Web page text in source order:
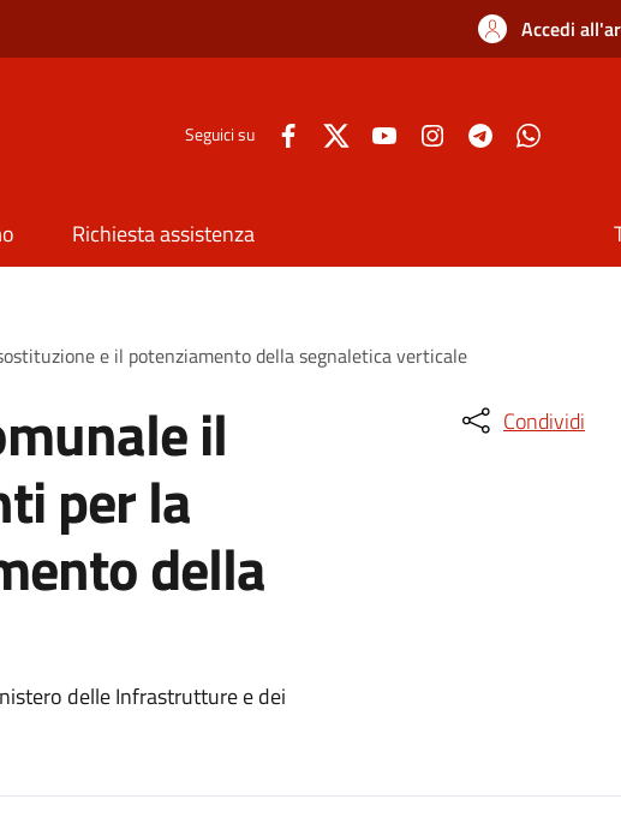
Accedi
Seguici su
Richiesta assistenza
e il potenziamento della segnaletica verticale
il
per la
della
delle Infrastrutture e dei
Condividi